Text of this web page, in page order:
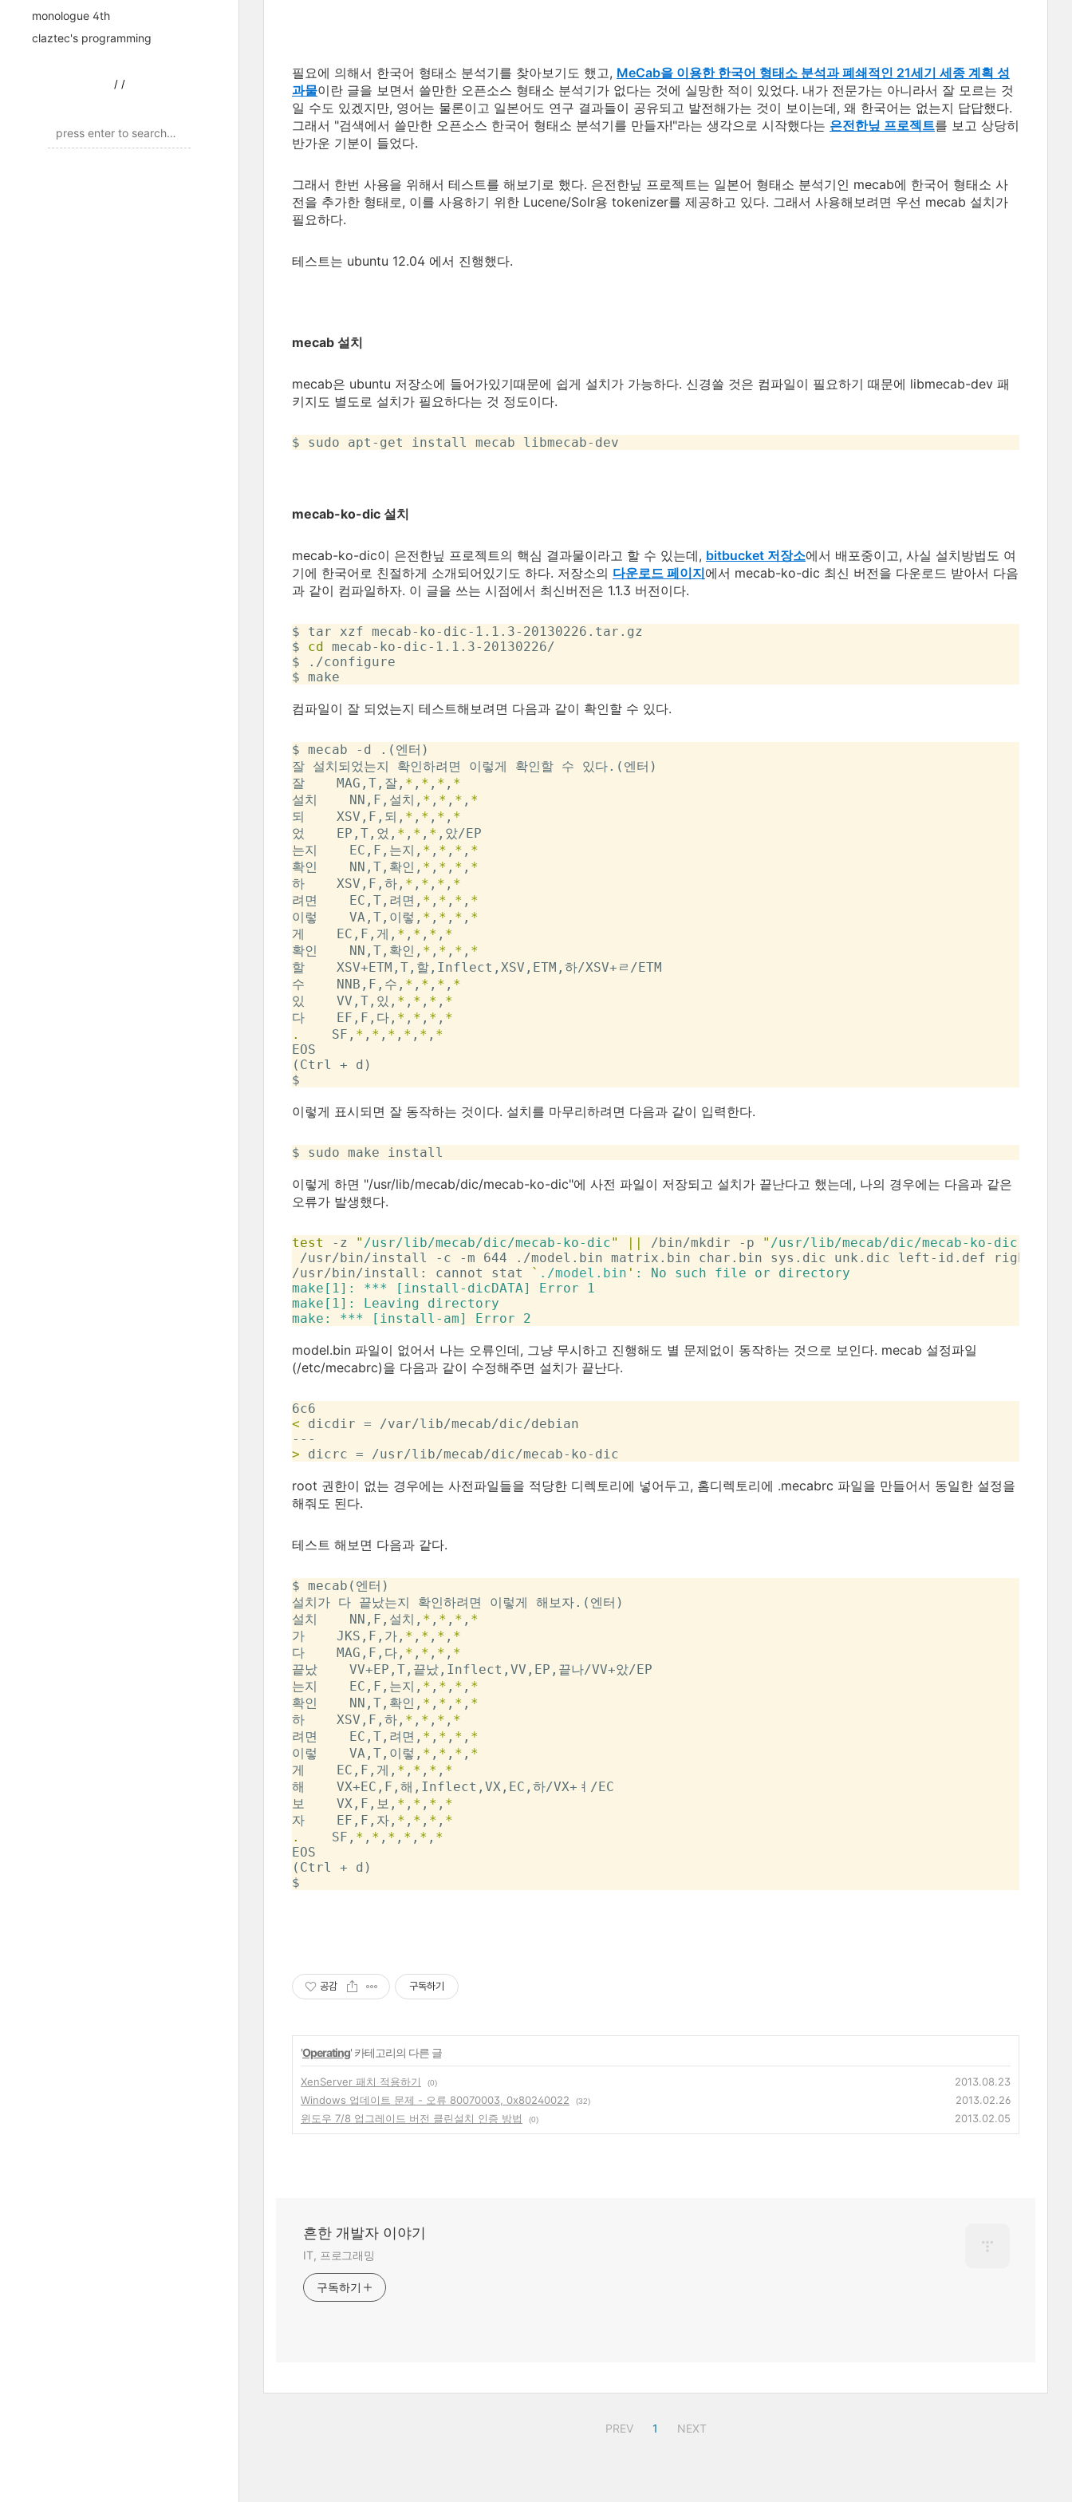
monologue 4th
claztec's programming
/ /
필요에 의해서 한국어 형태소 분석기를 찾아보기도 했고, MeCab을 이용한 한국어 형태소 분석과 폐쇄적인 21세기 세종 계획 성
과물이란 글을 보면서 쓸만한 오픈소스 형태소 분석기가 없다는 것에 실망한 적이 있었다. 내가 전문가는 아니라서 잘 모르는 것
일 수도 있겠지만, 영어는 물론이고 일본어도 연구 결과들이 공유되고 발전해가는 것이 보이는데, 왜 한국어는 없는지 답답했다.
그래서 "검색에서 쓸만한 오픈소스 한국어 형태소 분석기를 만들자!"라는 생각으로 시작했다는 은전한닢 프로젝트를 보고 상당히
반가운 기분이 들었다.
그래서 한번 사용을 위해서 테스트를 해보기로 했다. 은전한닢 프로젝트는 일본어 형태소 분석기인 mecab에 한국어 형태소 사
전을 추가한 형태로, 이를 사용하기 위한 Lucene/Solr용 tokenizer를 제공하고 있다. 그래서 사용해보려면 우선 mecab 설치가
필요하다.
테스트는 ubuntu 12.04 에서 진행했다.
mecab 설치
mecab은 ubuntu 저장소에 들어가있기때문에 쉽게 설치가 가능하다. 신경쓸 것은 컴파일이 필요하기 때문에 libmecab-dev 패
키지도 별도로 설치가 필요하다는 것 정도이다.
$ sudo apt-get install mecab libmecab-dev
mecab-ko-dic 설치
mecab-ko-dic이 은전한닢 프로젝트의 핵심 결과물이라고 할 수 있는데, bitbucket 저장소에서 배포중이고, 사실 설치방법도 여
기에 한국어로 친절하게 소개되어있기도 하다. 저장소의 다운로드 페이지에서 mecab-ko-dic 최신 버전을 다운로드 받아서 다음
과 같이 컴파일하자. 이 글을 쓰는 시점에서 최신버전은 1.1.3 버전이다.
$ tar xzf mecab-ko-dic-1.1.3-20130226.tar.gz
$ cd mecab-ko-dic-1.1.3-20130226/
$ ./configure
컴파일이 잘 되었는지 테스트해보려면 다음과 같이 확인할 수 있다.
$ mecab -d .(엔터)
잘 설치되었는지 확인하려면 이렇게 확인할 수 있다.(엔터)
잘    MAG,T,잘, * , * , * , *
설치    NN,F,설치, * , * , * , *
되    XSV,F,되, * , * , * , *
었    EP,T,었, * , * , * ,았/EP
는지    EC,F,는지, * , * , * , *
확인    NN,T,확인, * , * , * , *
하    XSV,F,하, * , * , * , *
려면    EC,T,려면, * , * , * , *
이렇    VA,T,이렇, * , * , * , *
게    EC,F,게, * , * , * , *
확인    NN,T,확인, * , * , * , *
할    XSV+ETM,T,할,Inflect,XSV,ETM,하/XSV+ㄹ/ETM
수    NNB,F,수, * , * , * , *
있    VV,T,있, * , * , * , *
다    EF,F,다, * , * , * , *
.
    SF,
* , * , * , * , * , *
EOS
(Ctrl + d)
이렇게 표시되면 잘 동작하는 것이다. 설치를 마무리하려면 다음과 같이 입력한다.
이렇게 하면 "/usr/lib/mecab/dic/mecab-ko-dic"에 사전 파일이 저장되고 설치가 끝난다고 했는데, 나의 경우에는 다음과 같은
오류가 발생했다.
test -z " /usr/lib/mecab/dic/mecab-ko-dic" | | /bin/mkdir -p " /usr/lib/mecab/dic/mecab-ko-dic
/usr/bin/install -c -m 644 ./model.bin matrix.bin char.bin sys.dic unk.dic left-id.def right-
/usr/bin/install: cannot stat
` ./model.bin ' : No such file or directory
make[1]: *** [install-dicDATA] Error 1
make[1]: Leaving directory
model.bin 파일이 없어서 나는 오류인데, 그냥 무시하고 진행해도 별 문제없이 동작하는 것으로 보인다. mecab 설정파일
(/etc/mecabrc)을 다음과 같이 수정해주면 설치가 끝난다.
< dicdir = /var/lib/mecab/dic/debian
>
root 권한이 없는 경우에는 사전파일들을 적당한 디렉토리에 넣어두고, 홈디렉토리에 .mecabrc 파일을 만들어서 동일한 설정을
해줘도 된다.
테스트 해보면 다음과 같다.
$ mecab(엔터)
설치가 다 끝났는지 확인하려면 이렇게 해보자.(엔터)
설치    NN,F,설치, * , * , * , *
가    JKS,F,가, * , * , * , *
다    MAG,F,다, * , * , * , *
끝났    VV+EP,T,끝났,Inflect,VV,EP,끝나/VV+았/EP
는지    EC,F,는지, * , * , * , *
확인    NN,T,확인, * , * , * , *
하    XSV,F,하, * , * , * , *
려면    EC,T,려면, * , * , * , *
이렇    VA,T,이렇, * , * , * , *
게    EC,F,게, * , * , * , *
해    VX+EC,F,해,Inflect,VX,EC,하/VX+ㅕ/EC
보    VX,F,보, * , * , * , *
자    EF,F,자, * , * , * , *
.
    SF,
* , * , * , * , * , *
EOS
(Ctrl + d)
공감 구독하기
'Operating' 카테고리의 다른 글
XenServer 패치 적용하기 (0)
2013.08.23
Windows 업데이트 문제 - 오류 80070003, 0x80240022
(32)
2013.02.26
윈도우 7/8 업그레이드 버전 클린설치 인증 방법
(0) 2013.02.05
흔한 개발자 이야기
IT, 프로그래밍
구독하기
PREV 1 NEXT